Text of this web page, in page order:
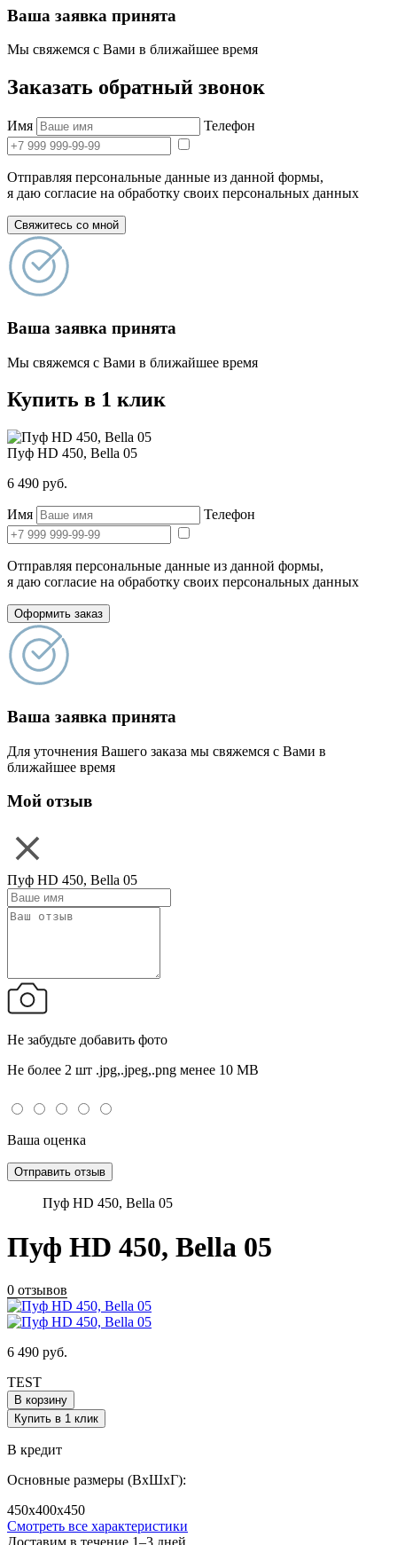
Ваша заявка принята
Мы свяжемся с Вами в ближайшее время
Заказать обратный звонок
Имя Телефон
Отправляя персональные данные из данной формы,
я даю согласие на обработку своих персональных данных
Свяжитесь со мной
Ваша заявка принята
Мы свяжемся с Вами в ближайшее время
Купить в 1 клик
Пуф HD 450, Bella 05
6 490 руб.
Имя Телефон
Отправляя персональные данные из данной формы,
я даю согласие на обработку своих персональных данных
Оформить заказ
Ваша заявка принята
Для уточнения Вашего заказа мы свяжемся с Вами в
ближайшее время
Мой отзыв
Пуф HD 450, Bella 05
Не забудьте добавить фото
Не более 2 шт .jpg,.jpeg,.png менее 10 MB
Ваша оценка
Пуф HD 450, Bella 05
Пуф HD 450, Bella 05
0 отзывов
6 490 руб.
TEST
В корзину
Купить в 1 клик
В кредит
Основные размеры (ВхШхГ):
450х400х450
Смотреть все характеристики
Доставим в течение 1–3 дней